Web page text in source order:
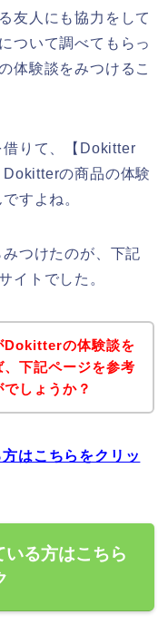
友人にも協力をして
ついて調べてもらっ
体験談をみつけるこ
借りて、【Dokitter
の商品の体験
すよね。
つけたのが、下記
イトでした。
Dokitterの体験談を
下記ページを参考
しょうか？
はこちらをクリッ
る方はこちら